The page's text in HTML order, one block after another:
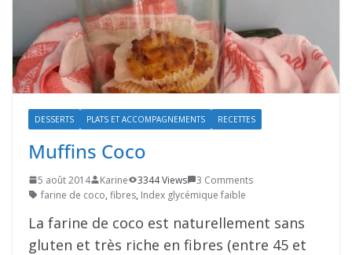
DESSERTS PLATS ET ACCOMPAGNEMENTS RECETTES
Muffins Coco
5 août 2014 Karine 3344 Views
3 Comments
farine de coco, fibres, Index glycémique faible
La farine de coco est naturellement sans
gluten et très riche en fibres (entre 45 et